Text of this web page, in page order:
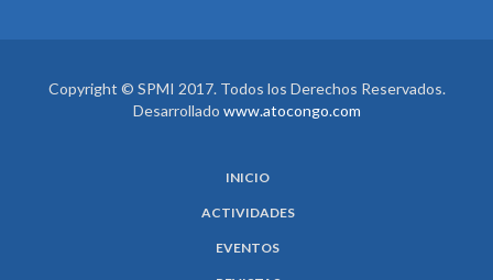
Copyright © SPMI 2017. Todos los Derechos Reservados.
Desarrollado www.atocongo.com
INICIO
ACTIVIDADES
EVENTOS